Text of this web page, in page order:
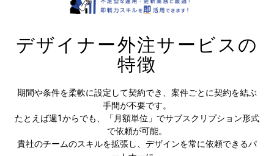
デザイナー外注サービスの
特徴
期間や条件を柔軟に設定して契約でき、案件ごとに契約を結ぶ
手間が不要です。
たとえば週1からでも、「月額単位」でサブスクリプション形式
で依頼が可能。
貴社のチームのスキルを拡張し、デザインを常に依頼できるパ